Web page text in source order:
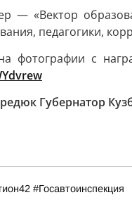
— «Вектор
педагогики,
фотографии с
Губернатор
#Госавтоинспекция